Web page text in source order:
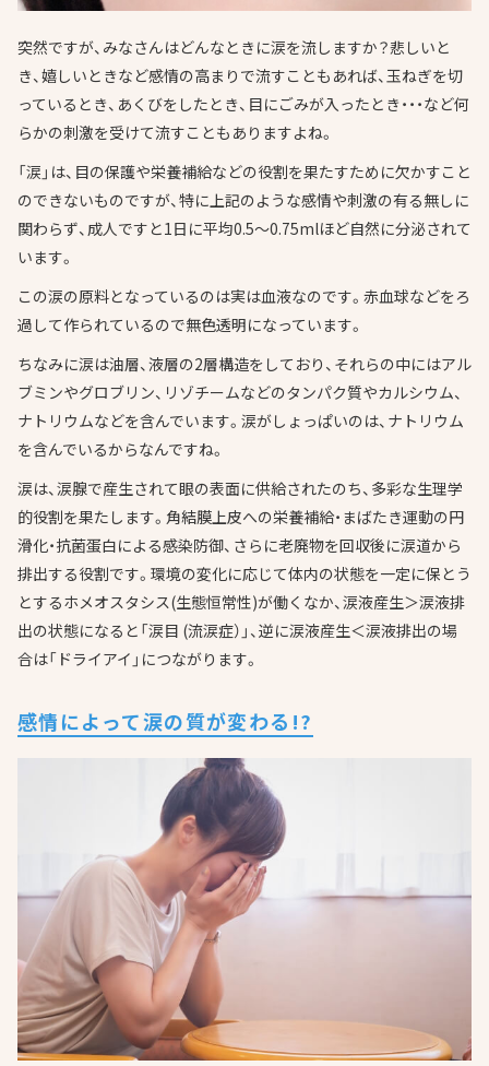
突然ですが、みなさんはどんなときに涙を流しますか？悲しいと
き、嬉しいときなど感情の高まりで流すこともあれば、玉ねぎを切
っているとき、あくびをしたとき、目にごみが入ったとき・・・など何
らかの刺激を受けて流すこともありますよね。
「涙」は、目の保護や栄養補給などの役割を果たすために欠かすこと
のできないものですが、特に上記のような感情や刺激の有る無しに
関わらず、成人ですと1日に平均0.5～0.75mlほど自然に分泌されて
います。
この涙の原料となっているのは実は血液なのです。赤血球などをろ
過して作られているので無色透明になっています。
ちなみに涙は油層、液層の2層構造をしており、それらの中にはアル
ブミンやグロブリン、リゾチームなどのタンパク質やカルシウム、
ナトリウムなどを含んでいます。涙がしょっぱいのは、ナトリウム
を含んでいるからなんですね。
涙は、涙腺で産生されて眼の表面に供給されたのち、多彩な生理学
的役割を果たします。角結膜上皮への栄養補給・まばたき運動の円
滑化・抗菌蛋白による感染防御、さらに老廃物を回収後に涙道から
排出する役割です。環境の変化に応じて体内の状態を一定に保とう
とするホメオスタシス(生態恒常性)が働くなか、涙液産生＞涙液排
出の状態になると「涙目 (流涙症）」、逆に涙液産生＜涙液排出の場
合は「ドライアイ」につながります。
感情によって涙の質が変わる!?